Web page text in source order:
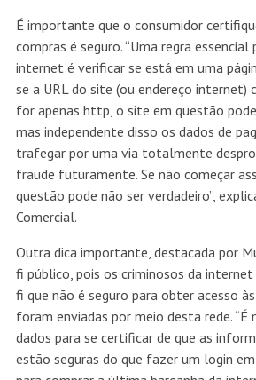
É importante que o consumidor
compras é seguro. “Uma regra
internet é verificar se está em uma
se a URL do site (ou endereço internet)
for apenas http, o site em questão
mas independente disso os dados de
trafegar por uma via totalmente
fraude futuramente. Se não começar
questão pode não ser verdadeiro”,
Comercial.
Outra dica importante, destacada por
fi público, pois os criminosos da
fi que não é seguro para obter acesso
foram enviadas por meio desta rede.
dados para se certificar de que as
estão seguras do que fazer um login